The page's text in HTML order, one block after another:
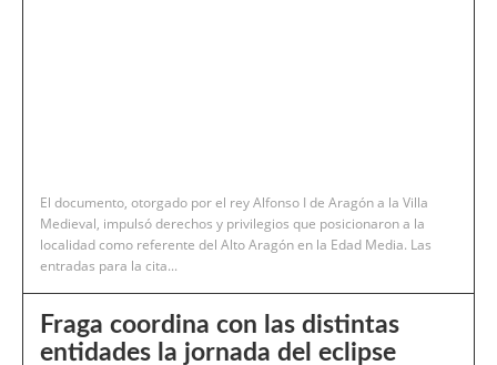
El documento, otorgado por el rey Alfonso I de Aragón a la Villa
Medieval, impulsó derechos y privilegios que posicionaron a la
localidad como referente del Alto Aragón en la Edad Media. Las
entradas para la cita...
Fraga coordina con las distintas
entidades la jornada del eclipse